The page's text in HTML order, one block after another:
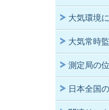
大気環境
大気常時
測定局の
日本全国